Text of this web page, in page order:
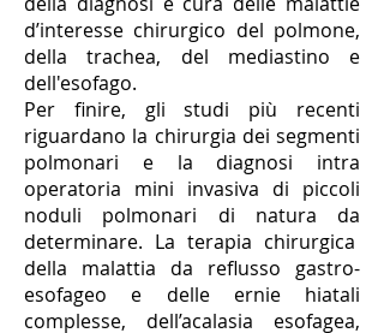
d’interesse chirurgico del polmone,
della trachea, del mediastino e
dell'esofago.
Per finire, gli studi più recenti
riguardano la chirurgia dei segmenti
polmonari e la diagnosi intra
operatoria mini invasiva di piccoli
noduli polmonari di natura da
determinare. La terapia chirurgica
della malattia da reflusso gastro-
esofageo e delle ernie hiatali
complesse, dell’acalasia esofagea,